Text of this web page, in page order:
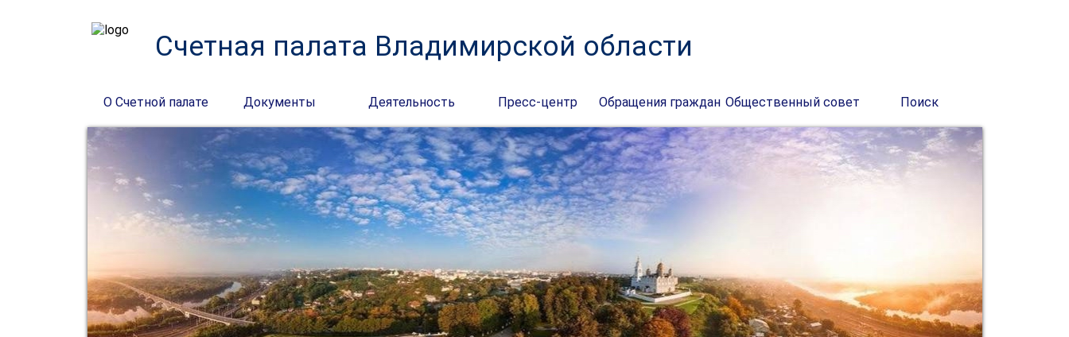
Счетная палата Владимирской области
О Счетной палате Документы Деятельность Пресс-центр Обращения граждан Общественный совет Поиск